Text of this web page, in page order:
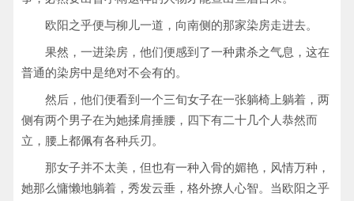
欧阳之乎便与柳儿一道，向南侧的那家染房走进去。
果然，一进染房，他们便感到了一种肃杀之气息，这在
普通的染房中是绝对不会有的。
然后，他们便看到一个三旬女子在一张躺椅上躺着，两
侧有两个男子在为她揉肩捶腰，四下有二十几个人恭然而
立，腰上都佩有各种兵刃。
那女子并不太美，但也有一种入骨的媚艳，风情万种，
她那么慵懒地躺着，秀发云垂，格外撩人心智。当欧阳之乎